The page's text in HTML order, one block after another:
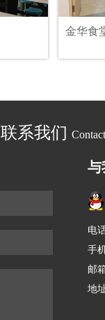
金华食
联系我们 Contact
与
电
手
邮
地